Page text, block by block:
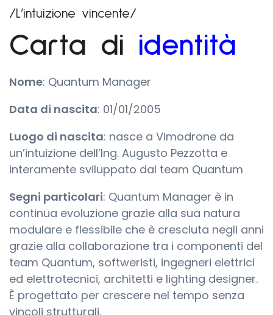
/L’intuizione vincente/
Carta di identità
Nome: Quantum Manager
Data di nascita: 01/01/2005
Luogo di nascita: nasce a Vimodrone da
un’intuizione dell’Ing. Augusto Pezzotta e
interamente sviluppato dal team Quantum
Segni particolari: Quantum Manager è in
continua evoluzione grazie alla sua natura
modulare e flessibile che è cresciuta negli anni
grazie alla collaborazione tra i componenti del
team Quantum, softweristi, ingegneri elettrici
ed elettrotecnici, architetti e lighting designer.
È progettato per crescere nel tempo senza
vincoli strutturali.